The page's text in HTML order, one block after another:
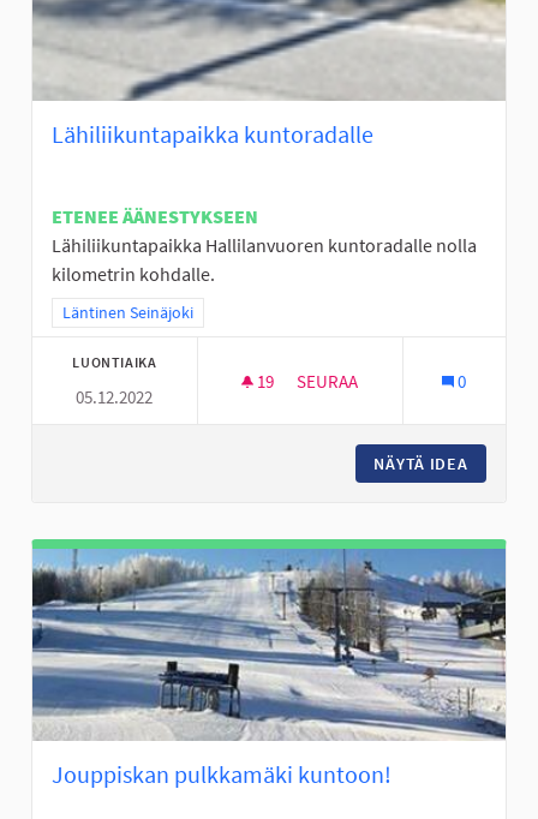
Lähiliikuntapaikka kuntoradalle
ETENEE ÄÄNESTYKSEEN
Lähiliikuntapaikka Hallilanvuoren kuntoradalle nolla
kilometrin kohdalle.
Rajaa tulokset teeman mukaan: Läntinen Seinäjoki
Läntinen Seinäjoki
LUONTIAIKA
05.12.2022
19 19 SEURAAJAA
SEURAA 0
NÄYTÄ IDEA
Jouppiskan pulkkamäki kuntoon!